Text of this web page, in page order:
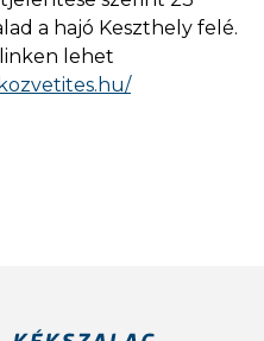
a hajó Keszthely felé.
lehet